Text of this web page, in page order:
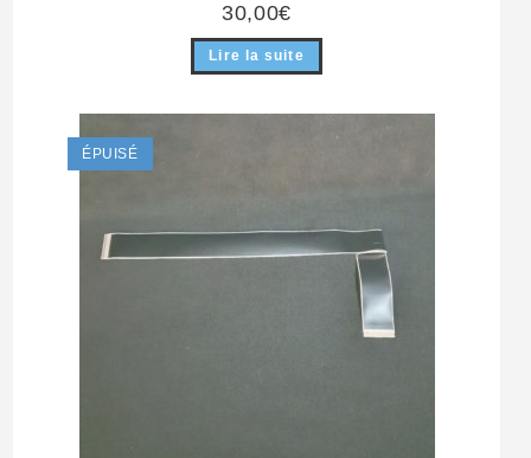
30,00€
Lire la suite
ÉPUISÉ